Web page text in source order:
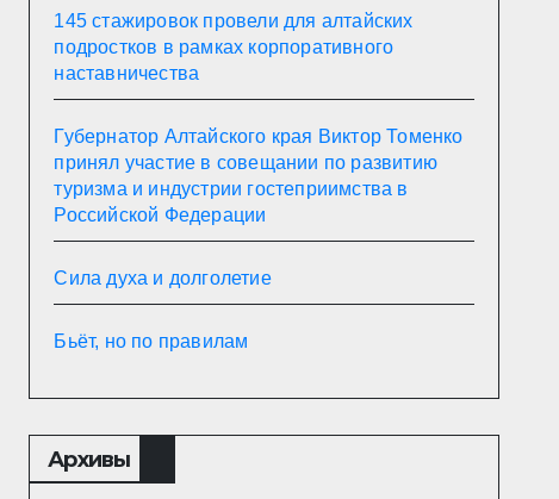
145 стажировок провели для алтайских
подростков в рамках корпоративного
наставничества
Губернатор Алтайского края Виктор Томенко
принял участие в совещании по развитию
туризма и индустрии гостеприимства в
Российской Федерации
Сила духа и долголетие
Бьёт, но по правилам
Архивы